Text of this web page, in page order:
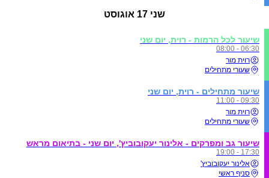
שני 17 אוגוסט
שיעור לכל הרמות - רוית, יום שני
06:30 - 08:00
רוית מור
שעורי מתחילים
שיעור מתחילים - רוית, יום שני
09:30 - 11:00
רוית מור
שעורי מתחילים
שיעור גב ומפרקים - אלינור יעקובוביץ', יום שני - בתיאום מראש
17:30 - 19:00
אלינור יעקובוביץ'
סניף ראשי